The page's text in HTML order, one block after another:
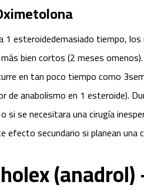
1 esteroidedemasiado tiempo,
bien cortos (2 meses
en tan poco tiempo como
de anabolismo en 1 esteroide).
si se necesitara una cirugía
efecto secundario si planean una